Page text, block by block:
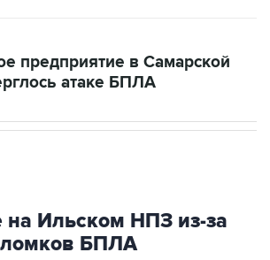
предприятие в Самарской
атаке БПЛА
на Ильском НПЗ из-за
БПЛА